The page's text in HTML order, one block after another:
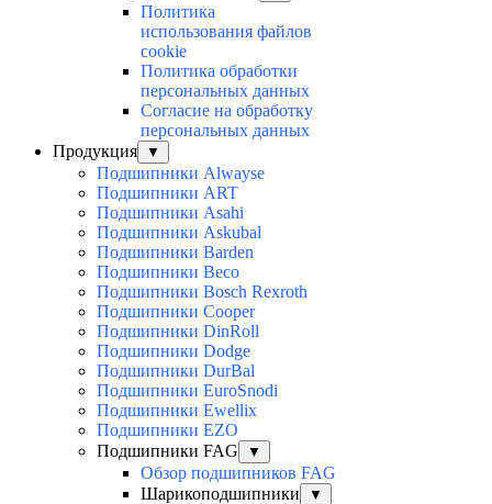
Политика
использования файлов
cookie
Политика обработки
персональных данных
Согласие на обработку
персональных данных
Продукция
▼
Подшипники Alwayse
Подшипники ART
Подшипники Asahi
Подшипники Askubal
Подшипники Barden
Подшипники Beco
Подшипники Bosch Rexroth
Подшипники Cooper
Подшипники DinRoll
Подшипники Dodge
Подшипники DurBal
Подшипники EuroSnodi
Подшипники Ewellix
Подшипники EZO
Подшипники FAG
▼
Обзор подшипников FAG
Шарикоподшипники
▼